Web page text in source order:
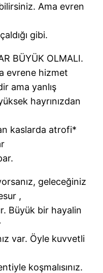
Ama evren
gibi.
BÜYÜK OLMALI.
evrene hizmet
ama yanlış
hayrınızdan
kaslarda atrofi*
geleceğiniz
,
Büyük bir hayalin
var. Öyle kuvvetli
koşmalısınız.